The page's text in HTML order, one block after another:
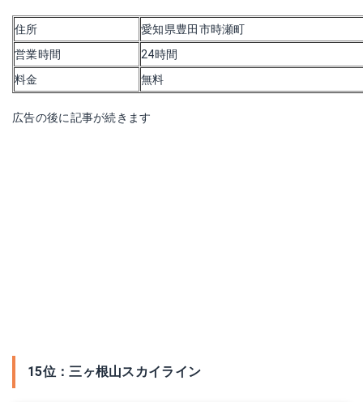
住所
愛知県豊田市時瀬町
営業時間
24時間
料金
無料
広告の後に記事が続きます
15位：三ヶ根山スカイライン